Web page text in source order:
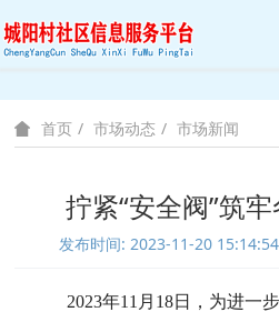
首页 市场动态 市场新闻
拧紧“安全阀”筑
发布时间: 2023-11-20 15:14:54
2023年11月18日，为进一